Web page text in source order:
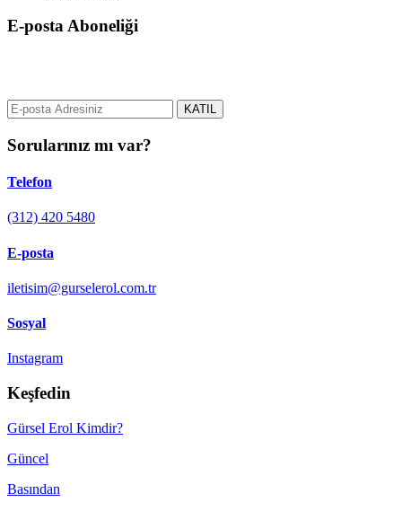
E-posta Aboneliği
KATIL
Sorularınız mı var?
Telefon
(312) 420 5480
E-posta
iletisim@gurselerol.com.tr
Sosyal
Instagram
Keşfedin
Gürsel Erol Kimdir?
Güncel
Basından